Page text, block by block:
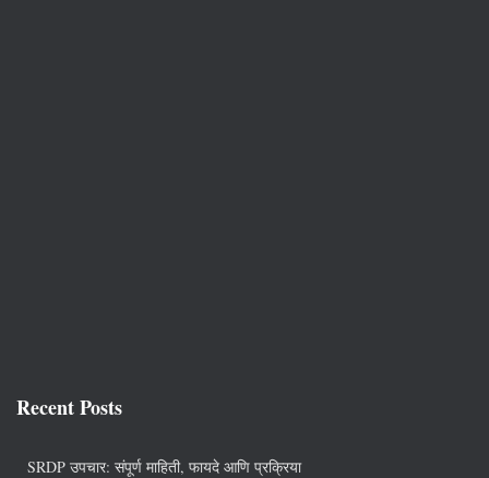
Recent Posts
SRDP उपचार: संपूर्ण माहिती, फायदे आणि प्रक्रिया